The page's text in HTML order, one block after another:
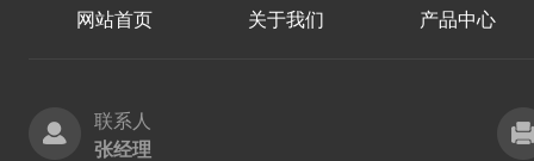
网站首页 关于我们 产品中心
联系人
张经理